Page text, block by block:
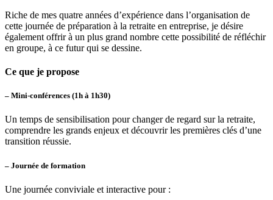
Riche de mes quatre années d’expérience dans l’organisation de
cette journée de préparation à la retraite en entreprise, je désire
également offrir à un plus grand nombre cette possibilité de réfléchir
en groupe, à ce futur qui se dessine.
Ce que je propose
– Mini-conférences (1h à 1h30)
Un temps de sensibilisation pour changer de regard sur la retraite,
comprendre les grands enjeux et découvrir les premières clés d’une
transition réussie.
– Journée de formation
Une journée conviviale et interactive pour :